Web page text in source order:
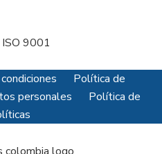
Política de
personales
Política de